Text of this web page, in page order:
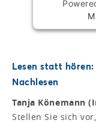
Lesen statt
Nachlesen
Tanja Könemann
Stellen Sie sich